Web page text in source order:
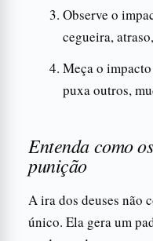
Observe o
cegueira,
Meça o
puxa outros,
Entenda como
punição
A ira dos deuses não
único. Ela gera um